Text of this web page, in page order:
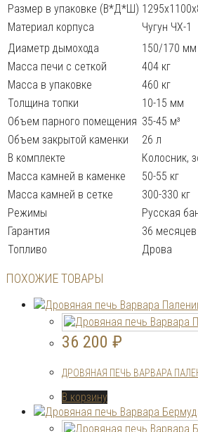
Размер в упаковке (В*Д*Ш)
Материал корпуса
Чугун ЧХ-1
Диаметр дымохода
150/170 мм
Масса печи с сеткой
404 кг
Масса в упаковке
460 кг
Толщина топки
10-15 мм
Объем парного помещения 35-45 м³
Объем закрытой каменки
26 л
В комплекте
Колосник,
Масса камней в каменке
50-55 кг
Масса камней в сетке
300-330 кг
Режимы
Русская
Гарантия
36 месяцев
Топливо
Дрова
ПОХОЖИЕ ТОВАРЫ
36 200 ₽
ДРОВЯНАЯ ПЕЧЬ ВАРВАРА
В корзину